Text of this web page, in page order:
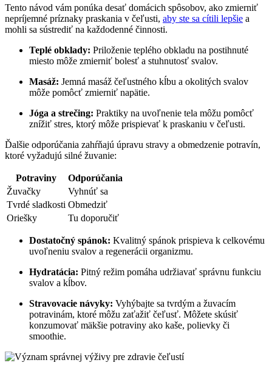
Tento návod vám ponúka desať domácich spôsobov, ako zmierniť
nepríjemné príznaky praskania v čeľusti, aby ste sa cítili lepšie a
mohli sa sústrediť na každodenné činnosti.
Teplé obklady: Priloženie teplého obkladu na postihnuté
miesto môže zmierniť bolesť a stuhnutosť svalov.
Masáž: Jemná masáž čeľustného kĺbu a okolitých svalov
môže pomôcť zmierniť napätie.
Jóga a strečing: Praktiky na uvoľnenie tela môžu pomôcť
znížiť stres, ktorý môže prispievať k praskaniu v čeľusti.
Ďalšie odporúčania zahŕňajú úpravu stravy a obmedzenie potravín,
ktoré vyžadujú silné žuvanie:
Potraviny
Odporúčania
Žuvačky
Vyhnúť sa
Tvrdé sladkosti Obmedziť
Oriešky
Tu doporučiť
Dostatočný spánok: Kvalitný spánok prispieva k celkovému
uvoľneniu svalov a regenerácii organizmu.
Hydratácia: Pitný režim pomáha udržiavať správnu funkciu
svalov a kĺbov.
Stravovacie návyky: Vyhýbajte sa tvrdým a žuvacím
potravinám, ktoré môžu zaťažiť čeľusť. Môžete skúsiť
konzumovať mäkšie potraviny ako kaše, polievky či
smoothie.